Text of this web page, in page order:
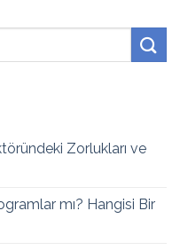
Zorlukları ve
mı? Hangisi Bir